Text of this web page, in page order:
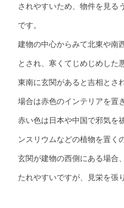
されやすいため、物件を見る
です。
建物の中心からみて北東や南
とされ、寒くてじめじめした
東南に玄関があると吉相とさ
場合は赤色のインテリアを置
赤い色は日本や中国で邪気を
ンスリウムなどの植物を置く
玄関が建物の西側にある場合
たれやすいですが、見栄を張